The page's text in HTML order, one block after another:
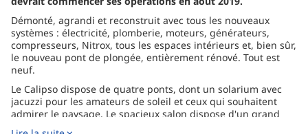
Démonté, agrandi et reconstruit avec tous les nouveaux
systèmes : électricité, plomberie, moteurs, générateurs,
compresseurs, Nitrox, tous les espaces intérieurs et, bien sûr,
le nouveau pont de plongée, entièrement rénové. Tout est
neuf.
Le Calipso dispose de quatre ponts, dont un solarium avec
jacuzzi pour les amateurs de soleil et ceux qui souhaitent
admirer le paysage. Le spacieux salon dispose d'un grand